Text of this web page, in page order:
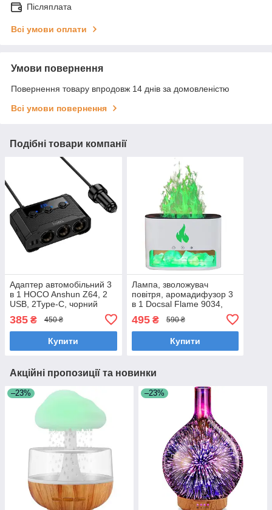
Післяплата
Всі умови оплати
Умови повернення
Повернення товару впродовж 14 днів за домовленістю
Всі умови повернення
Подібні товари компанії
Адаптер автомобільний 3
в 1 HOCO Anshun Z64, 2
USB, 2Type-C, чорний
385 ₴ 450 ₴
Купити
Лампа, зволожувач
повітря, аромадифузор 3
в 1 Docsal Flame 9034,
495₴ 590 ₴
Купити
Акційні пропозиції та новинки
–23% –23%